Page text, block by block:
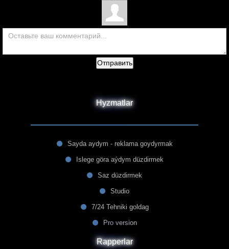
Отправить
Hyzmatlar
Sayda aydym - reklama goydyrmak
Islege göra aýdym düzdirmek
Saz düzdirmek
Studio
7/24 Tehniki goldag
Pro version
Rapperlar